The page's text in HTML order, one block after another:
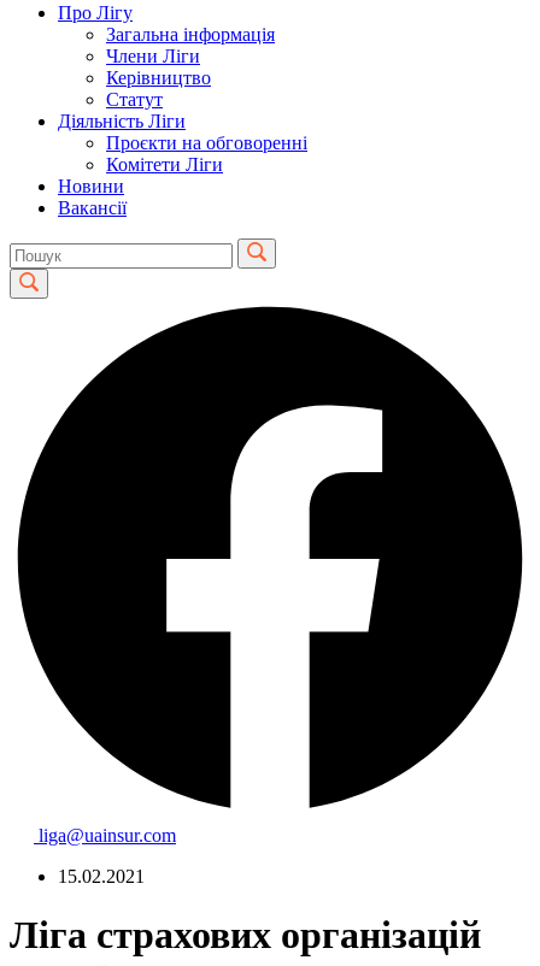
Про Лігу
Загальна інформація
Члени Ліги
Керівництво
Статут
Діяльність Ліги
Проєкти на обговоренні
Комітети Ліги
Новини
Вакансії
liga@uainsur.com
15.02.2021
Ліга страхових організацій